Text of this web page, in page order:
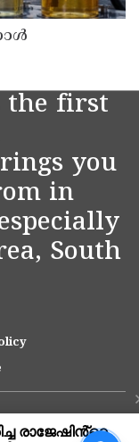
the first
you
in
South